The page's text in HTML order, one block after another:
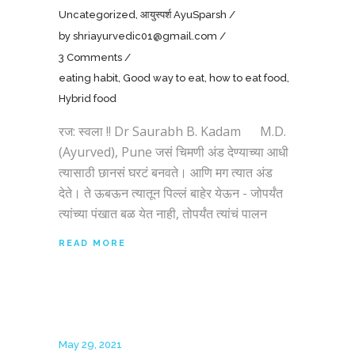
Uncategorized, आयुस्पर्श AyuSparsh
by shriayurvedic01@gmail.com
3 Comments
eating habit, Good way to eat, how to eat food,
Hybrid food
रज: स्वला !! Dr Saurabh B. Kadam M.D.
(Ayurved), Pune जसं चिमणी अंड देण्याच्या आधी
त्यासाठी छानसं घरटं बनवते। आणि मग त्यात अंड
देते। ते ऊबऊन त्यातून पिल्लं बाहेर येऊन - जोपर्यंत
त्यांच्या पंखात बळ येत नाही, तोपर्यंत त्यांचं पालन
READ MORE
May 29, 2021